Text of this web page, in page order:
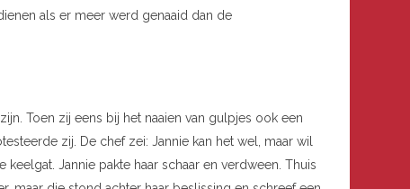
als er meer werd genaaid dan de
Toen zij eens bij het naaien van gulpjes ook een
zij. De chef zei: Jannie kan het wel, maar wil
Jannie pakte haar schaar en verdween. Thuis